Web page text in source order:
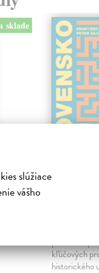
slúžiace
vášho
sklade
sme.
kľúčových
historického